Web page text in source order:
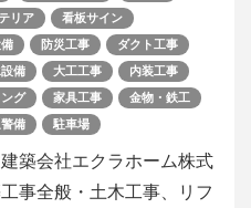
リア
看板サイン
防災工事
ダクト工事
備 大工工事
内装工事
グ 家具工事
金物・鉄工
備 駐車場
築会社エクラホーム株式
事全般・土木工事、リフ